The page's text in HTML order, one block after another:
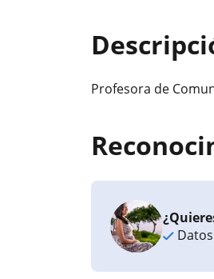
Profesora de